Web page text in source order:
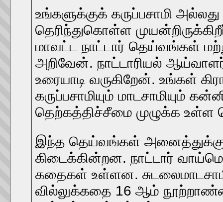
உங்களுக்குக் கருப்பசாமி
தெரிந்துகொள்ள
மாவட்ட நாட்டார் தெய்வங்கள்
அறிவேன். நாட்டாரியல்
உரையாடி வருகிறேன். உங்கள்
கருப்பசாமியும் மாடசாமியும்
தெற்கத்திச்சீமை முழுக்க
இந்த தெய்வங்கள்
கிடைக்கின்றன. நாட்டார்
கதைகள் உள்ளன.
வில்லுக்கதை 16 ஆம்